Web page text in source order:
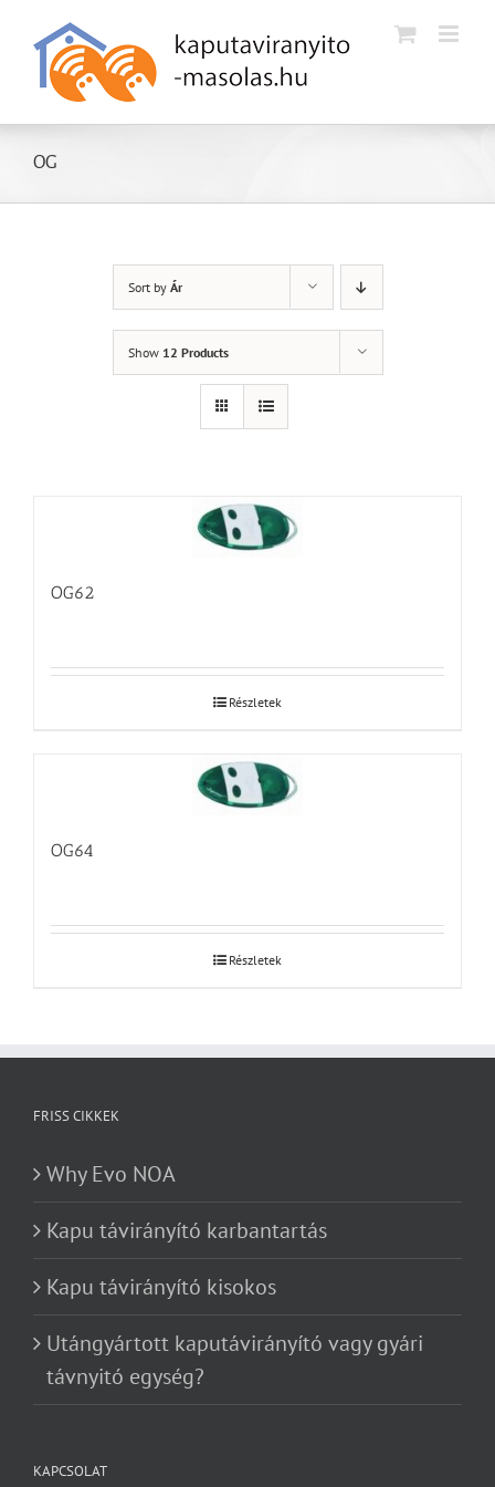
Kihagyás
OG
Sort by Ár
Show 12 Products
OG62
Részletek
OG64
Részletek
FRISS CIKKEK
Why Evo NOA
Kapu távirányító karbantartás
Kapu távirányító kisokos
Utángyártott kaputávirányító vagy gyári
távnyitó egység?
KAPCSOLAT